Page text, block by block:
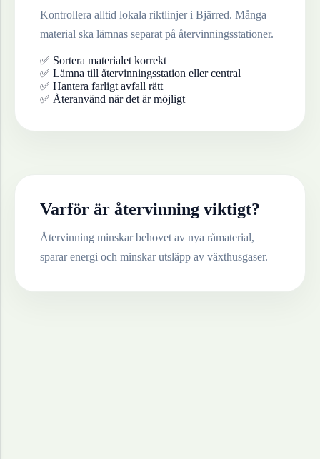
Kontrollera alltid lokala riktlinjer i Bjärred. Många
material ska lämnas separat på återvinningsstationer.
✅ Sortera materialet korrekt
✅ Lämna till återvinningsstation eller central
✅ Hantera farligt avfall rätt
✅ Återanvänd när det är möjligt
Varför är återvinning viktigt?
Återvinning minskar behovet av nya råmaterial,
sparar energi och minskar utsläpp av växthusgaser.